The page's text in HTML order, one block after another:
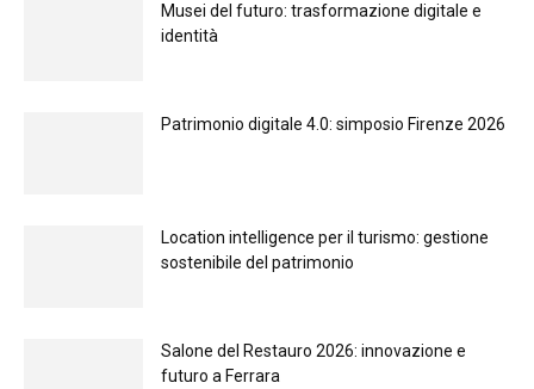
Musei del futuro: trasformazione digitale e
identità
Patrimonio digitale 4.0: simposio Firenze 2026
Location intelligence per il turismo: gestione
sostenibile del patrimonio
Salone del Restauro 2026: innovazione e
futuro a Ferrara